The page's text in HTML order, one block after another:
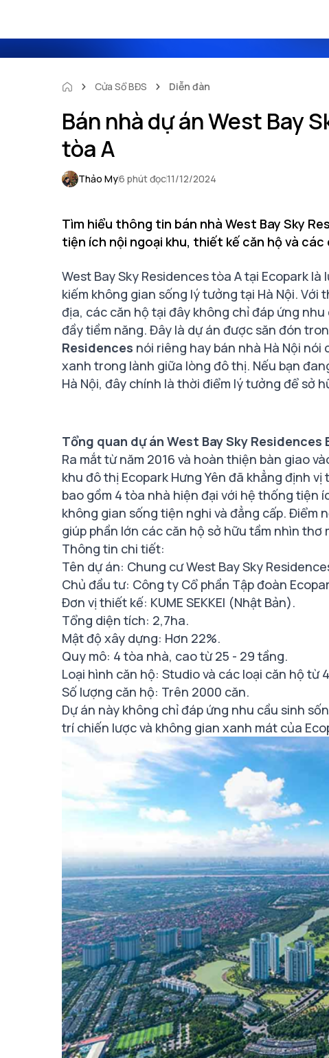
Cửa Sổ BĐS Diễn đàn
Bán nhà dự án West Bay
tòa A
Thảo My6 phút đọc11/12/2024
Tìm hiểu thông tin bán nhà West Bay Sky
tiện ích nội ngoại khu, thiết kế căn hộ và
West Bay Sky Residences tòa A tại Ecopark
kiếm không gian sống lý tưởng tại Hà Nội.
địa, các căn hộ tại đây không chỉ đáp ứng
đầy tiềm năng. Đây là dự án được săn đón
Residences nói riêng hay bán nhà Hà Nội
xanh trong lành giữa lòng đô thị. Nếu bạn
Hà Nội, đây chính là thời điểm lý tưởng để sở
Tổng quan dự án West Bay Sky Residences
Ra mắt từ năm 2016 và hoàn thiện bàn giao
khu đô thị Ecopark Hưng Yên đã khẳng định
bao gồm 4 tòa nhà hiện đại với hệ thống tiện
không gian sống tiện nghi và đẳng cấp. Điểm
giúp phần lớn các căn hộ sở hữu tầm nhìn thơ
Thông tin chi tiết:
Tên dự án: Chung cư West Bay Sky
Chủ đầu tư: Công ty Cổ phần Tập đoàn
Đơn vị thiết kế: KUME SEKKEI (Nhật Bản).
Tổng diện tích: 2,7ha.
Mật độ xây dựng: Hơn 22%.
Quy mô: 4 tòa nhà, cao từ 25 - 29 tầng.
Loại hình căn hộ: Studio và các loại căn hộ từ
Số lượng căn hộ: Trên 2000 căn.
Dự án này không chỉ đáp ứng nhu cầu sinh
trí chiến lược và không gian xanh mát của